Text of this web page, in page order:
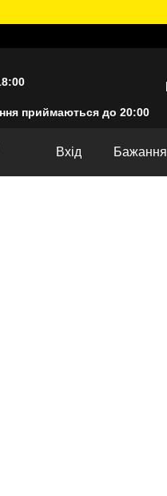
приймаються до 20:00
Вхід Бажання